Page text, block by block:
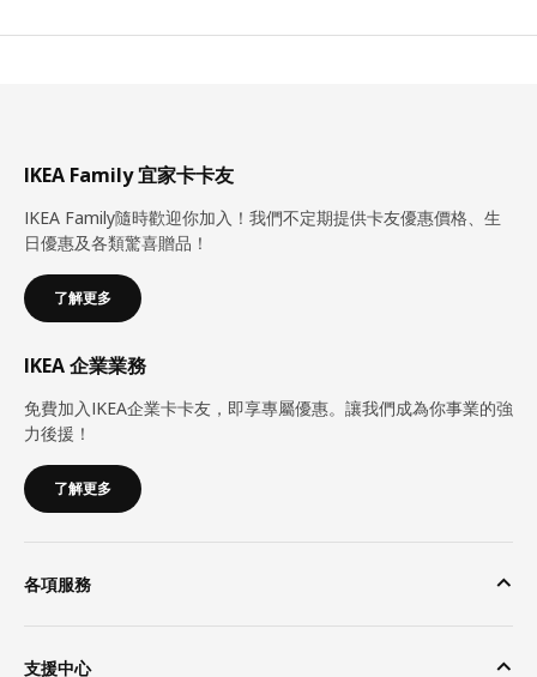
IKEA Family 宜家卡卡友
IKEA Family隨時歡迎你加入！我們不定期提供卡友優惠價格、生
日優惠及各類驚喜贈品！
了解更多
IKEA 企業業務
免費加入IKEA企業卡卡友，即享專屬優惠。讓我們成為你事業的強
力後援！
了解更多
各項服務
支援中心